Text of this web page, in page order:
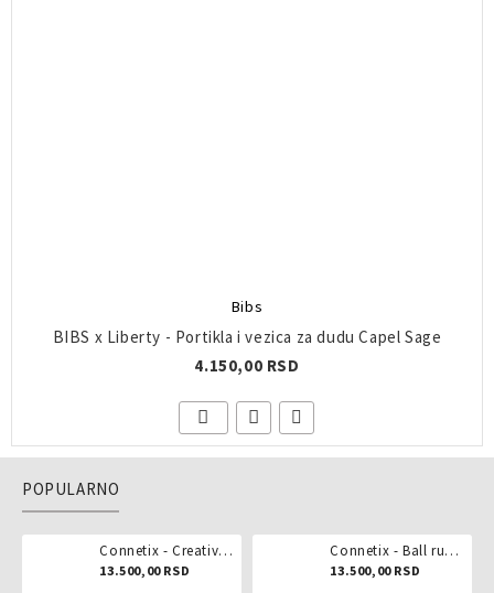
Bibs
BIBS x Liberty - Portikla i vezica za dudu Capel Sage
4.150,00 RSD
POPULARNO
Connetix - Creative pack 102 dela
13.500,00 RSD
Connetix - Ball run pastel 106 delova
13.500,00 RSD